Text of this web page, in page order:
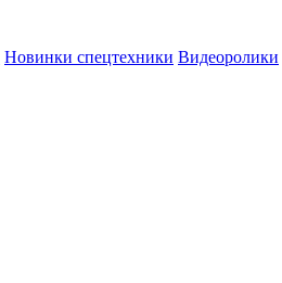
Новинки спецтехники Видеоролики